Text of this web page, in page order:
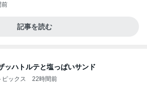
前
記事を読む
ッハトルテと塩っぱいサンド
ピックス 22時間前